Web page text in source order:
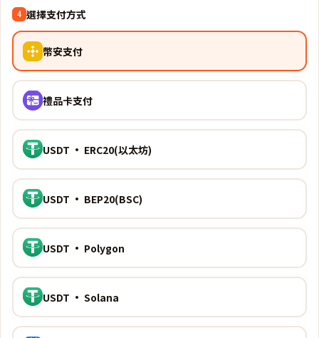
4 選擇支付方式
幣安支付
禮品卡支付
USDT · ERC20(以太坊)
USDT · BEP20(BSC)
USDT · Polygon
USDT · Solana